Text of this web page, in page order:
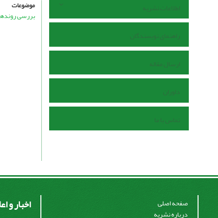
اطلاعات نشریه
راهنمای نویسندگان
ارسال مقاله
داوران
تماس با ما
موضوعات
بررسی
صفحه اصلی
درباره نشریه
اخبار و